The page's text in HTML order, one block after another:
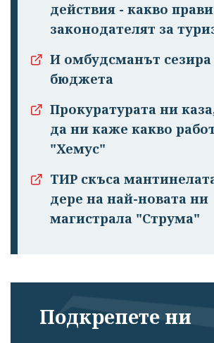
действия - какво прави
законодателят за
И омбудсманът
бюджета
Прокуратурата ни
да ни каже какво
"Хемус"
ТИР скъса
дере на най-новата ни
магистрала "Струма"
Подкрепете ни